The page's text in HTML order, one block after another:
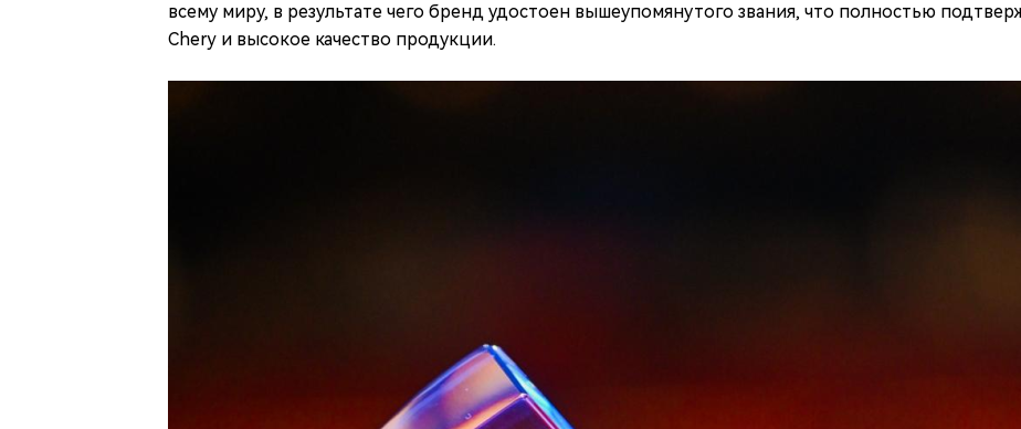
всему миру, в результате чего бренд удостоен вышеупомянутого звания, что полностью
Chery и высокое качество продукции.